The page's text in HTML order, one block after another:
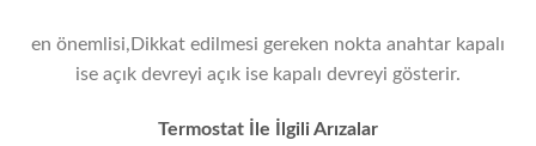
en önemlisi,Dikkat edilmesi gereken nokta anahtar kapalı
ise açık devreyi açık ise kapalı devreyi gösterir.
Termostat İle İlgili Arızalar